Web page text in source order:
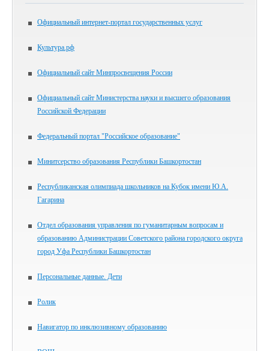
Официальный интернет-портал государственных услуг
Культура.рф
Официальный сайт Минпросвещения России
Официальный сайт Министерства науки и высшего образования
Российской Федерации
Федеральный портал "Российское образование"
Минитсерство образования Республики Башкортостан
Республиканская олимпиада школьников на Кубок имени Ю.А.
Гагарина
Отдел образования управления по гуманитарным вопросам и
образованию Администрации Советского района городского округа
город Уфа Республики Башкортостан
Персональные данные. Дети
Ролик
Навигатор по инклюзивному образованию